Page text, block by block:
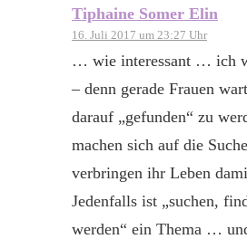
Tiphaine Somer Elin
16. Juli 2017 um 23:27 Uhr
… wie interessant … ich
– denn gerade Frauen
darauf „gefunden“ zu
machen sich auf die
verbringen ihr Leben
Jedenfalls ist „suchen,
werden“ ein Thema …